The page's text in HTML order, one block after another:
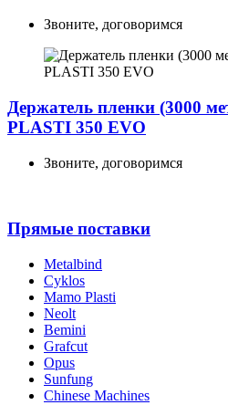
Звоните, договоримся
Держатель пленки (3000
PLASTI 350 EVO
Звоните, договоримся
Прямые поставки
Metalbind
Cyklos
Mamo Plasti
Neolt
Bemini
Grafcut
Opus
Sunfung
Chinese Machines